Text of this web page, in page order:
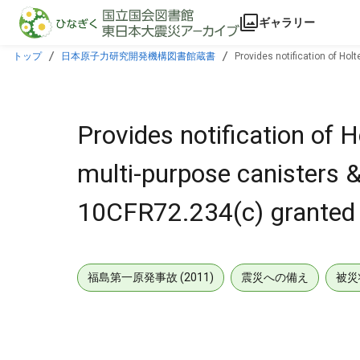
本文に飛ぶ
ギャラリー
トップ 日本原子力研究開発機構図書館蔵書 Provides notification of
Provides notification of
multi-purpose canisters
10CFR72.234(c)
福島第一原発事故 (2011) 震災への備え 被災